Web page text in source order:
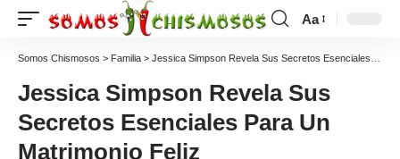
Aa
Somos Chismosos > Familia > Jessica Simpson Revela Sus Secretos Esenciales Para Un Matrimonio Feliz
Jessica Simpson Revela Sus
Secretos Esenciales Para Un
Matrimonio Feliz